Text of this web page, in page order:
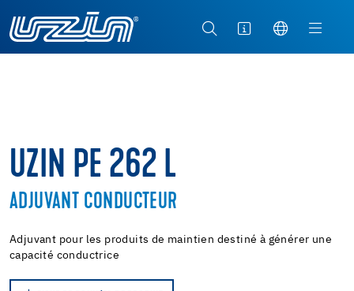
UZIN PE 262 L
ADJUVANT CONDUCTEUR
Adjuvant pour les produits de maintien destiné à générer une
capacité conductrice